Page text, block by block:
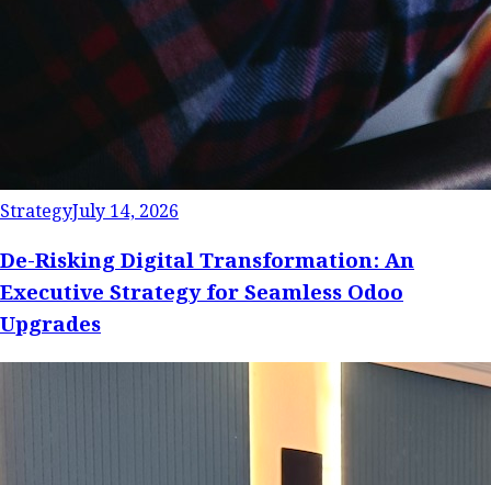
StrategyJuly 14, 2026
De-Risking Digital Transformation: An
Executive Strategy for Seamless Odoo
Upgrades